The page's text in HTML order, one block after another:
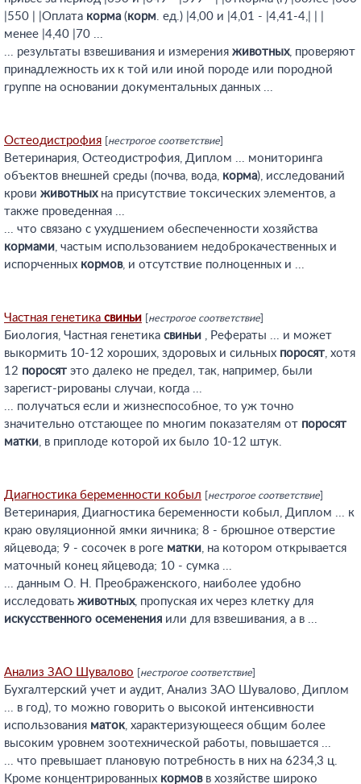
|550 | |Оплата корма (корм. ед.) |4,00 и |4,01 - |4,41-4,| | |
менее |4,40 |70 ...
... результаты взвешивания и измерения животных, проверяют
принадлежность их к той или иной породе или породной
группе на основании документальных данных ...
Остеодистрофия нестрогое соответствие
Ветеринария, Остеодистрофия, Диплом ... мониторинга
объектов внешней среды (почва, вода, корма), исследований
крови животныхна присутствие токсических элементов, а
также проведенная ...
... что связано с ухудшением обеспеченности хозяйства
кормами, частым использованием недоброкачественных и
испорченных кормов, и отсутствие полноценных и ...
Частная генетика свиньи нестрогое соответствие
Биология, Частная генетика свиньи , Рефераты ... и может
выкормить 10-12 хороших, здоровых и сильных поросят, хотя
12 поросят это далеко не предел, так, например, были
зарегист-рированы случаи, когда ...
... получаться если и жизнеспособное, то уж точно
значительно отстающее по многим показателям от поросят
матки, в приплоде которой их было 10-12 штук.
Диагностика беременности кобыл нестрогое соответствие
Ветеринария, Диагностика беременности кобыл, Диплом ... к
краю овуляционной ямки яичника; 8 - брюшное отверстие
яйцевода; 9 - сосочек в роге матки, на котором открывается
маточный конец яйцевода; 10 - сумка ...
... данным О. Н. Преображенского, наиболее удобно
исследовать животных, пропуская их через клетку для
искусственного осеменения или для взвешивания, а в ...
Анализ ЗАО Шувалово нестрогое соответствие
Бухгалтерский учет и аудит, Анализ ЗАО Шувалово, Диплом
... в год), то можно говорить о высокой интенсивности
использования маток, характеризующееся общим более
высоким уровнем зоотехнической работы, повышается ...
... что превышает плановую потребность в них на 6234,3 ц.
Кроме концентрированных кормовв хозяйстве широко